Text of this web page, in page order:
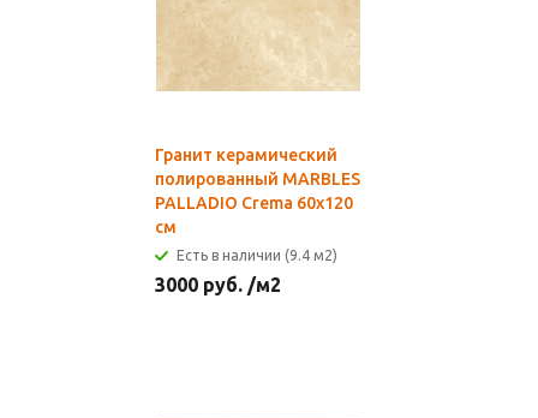
Гранит керамический
полированный MARBLES
PALLADIO Crema 60x120
см
Есть в наличии (9.4 м2)
3000 руб. /м2